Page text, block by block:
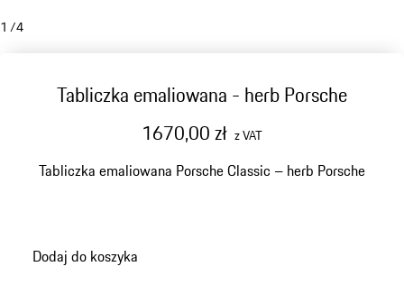
1 /4
Tabliczka emaliowana - herb Porsche
1670,00 zł z VAT
Tabliczka emaliowana Porsche Classic – herb Porsche
Dodaj do koszyka